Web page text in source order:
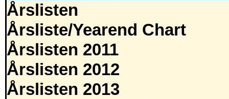
Årslisten
Årsliste/Yearend Chart
Årslisten 2011
Årslisten 2012
Årslisten 2013